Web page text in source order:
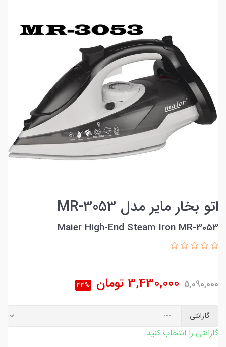
اتو بخار مایر مدل MR-3053
Maier High-End Steam Iron MR-3053
5,090,000
3,430,000 تومان 33%
گارانتی
گارانتی را انتخاب کنید.